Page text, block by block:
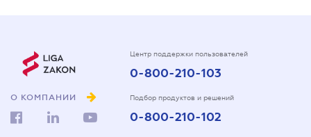
О КОМПАНИИ
Центр поддержки пользователей
0-800-210-103
Подбор продуктов и решений
0-800-210-102